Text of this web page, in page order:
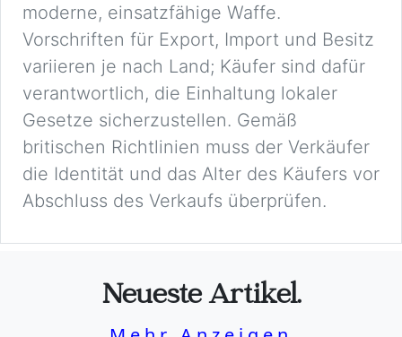
moderne, einsatzfähige Waffe.
Vorschriften für Export, Import und Besitz
variieren je nach Land; Käufer sind dafür
verantwortlich, die Einhaltung lokaler
Gesetze sicherzustellen. Gemäß
britischen Richtlinien muss der Verkäufer
die Identität und das Alter des Käufers vor
Abschluss des Verkaufs überprüfen.
Neueste Artikel.